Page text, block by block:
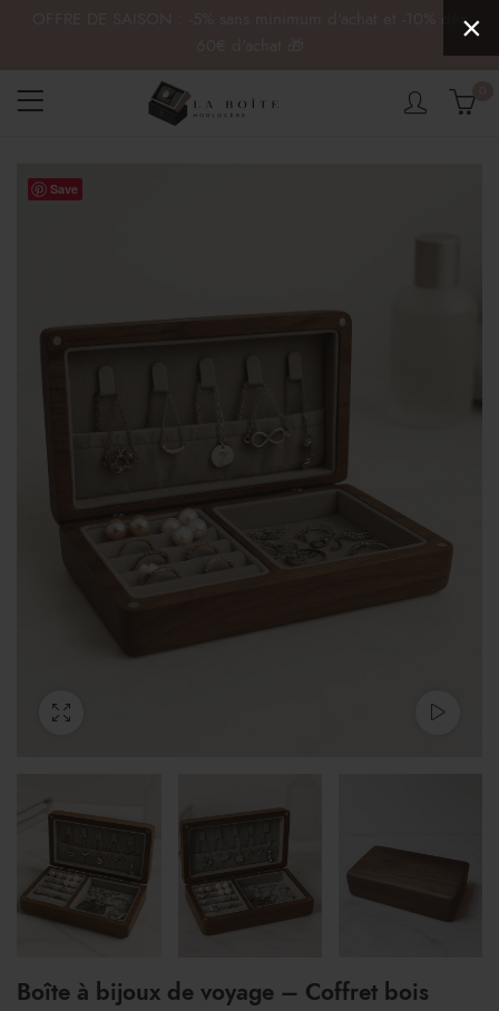
×
OFFRE DE SAISON : -5% sans minimum d'achat et -10% dès
Save
Boîte à bijoux de voyage – Coffret bois